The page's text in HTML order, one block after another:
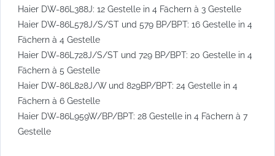
Haier DW-86L388J: 12 Gestelle in 4 Fächern à 3 Gestelle
Haier DW-86L578J/S/ST und 579 BP/BPT: 16 Gestelle in 4
Fächern à 4 Gestelle
Haier DW-86L728J/S/ST und 729 BP/BPT: 20 Gestelle in 4
Fächern à 5 Gestelle
Haier DW-86L828J/W und 829BP/BPT: 24 Gestelle in 4
Fächern à 6 Gestelle
Haier DW-86L959W/BP/BPT: 28 Gestelle in 4 Fächern à 7
Gestelle